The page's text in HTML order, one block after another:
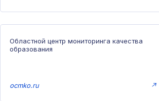
Областной центр мониторинга качества
образования
ocmko.ru ↗